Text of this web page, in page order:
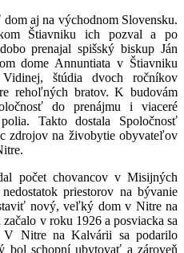
aj na východnom Slovensku.
Štiavniku ich pozval a po
prenajal spišský biskup Ján
dome Annuntiata v Štiavniku
štúdia dvoch ročníkov
rehoľných bratov. K budovám
do prenájmu i viaceré
Takto dostala Spoločnosť
zdrojov na živobytie obyvateľov
počet chovancov v Misijných
priestorov na bývanie
nový, veľký dom v Nitre na
v roku 1926 a posviacka sa
Nitre na Kalvárii sa podarilo
schopní ubytovať a zároveň